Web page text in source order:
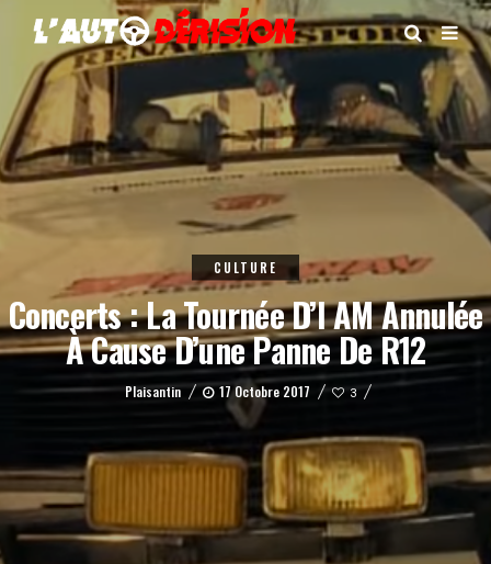
CULTURE
Concerts : La Tournée D’I AM Annulée
À Cause D’une Panne De R12
Plaisantin 17 Octobre 2017 3